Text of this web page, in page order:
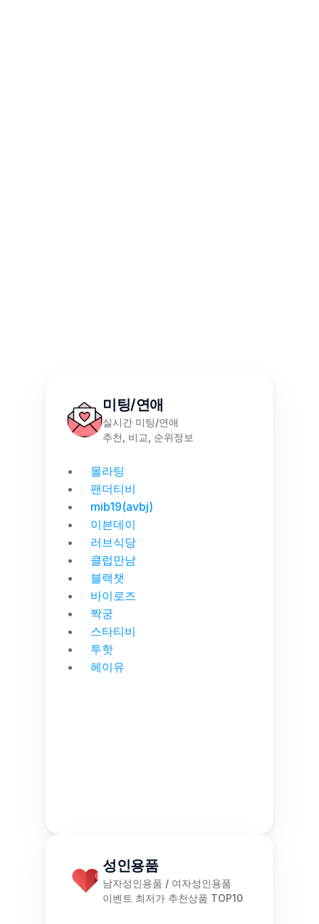
미팅/연애
실시간 미팅/연애
추천, 비교, 순위정보
몰라팅
팬더티비
mib19(avbj)
이븐데이
러브식당
클럽만남
블랙챗
바이로즈
짝궁
스타티비
투핫
헤이유
성인용품
남자성인용품 / 여자성인용품
이벤트 최저가 추천상품 TOP10